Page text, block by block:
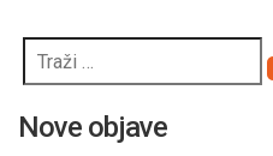
Nove objave